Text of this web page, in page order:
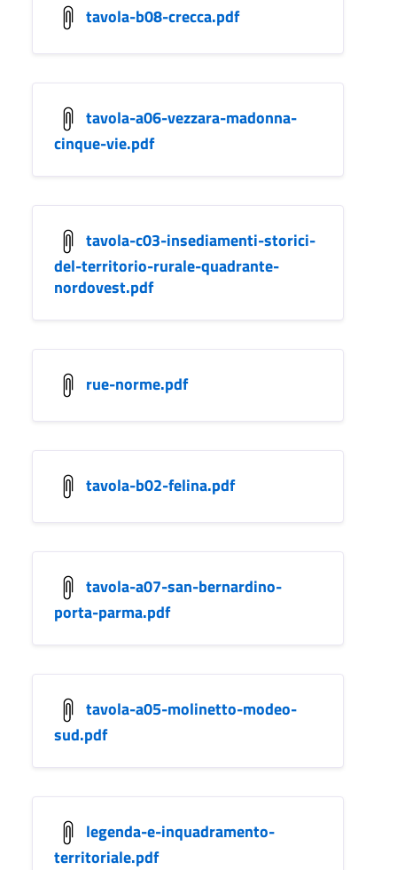
tavola-b08-crecca.pdf
tavola-a06-vezzara-madonna-
cinque-vie.pdf
tavola-c03-insediamenti-storici-
del-territorio-rurale-quadrante-
nordovest.pdf
rue-norme.pdf
tavola-b02-felina.pdf
tavola-a07-san-bernardino-
porta-parma.pdf
tavola-a05-molinetto-modeo-
sud.pdf
legenda-e-inquadramento-
territoriale.pdf